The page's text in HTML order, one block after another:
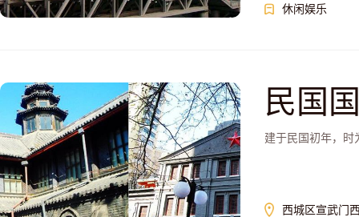
休闲娱乐
民国
建于民国初年，时
西城区宣武门